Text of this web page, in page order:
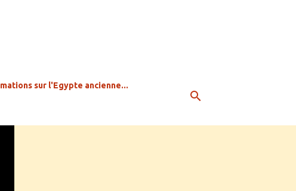
sur l'Egypte ancienne...